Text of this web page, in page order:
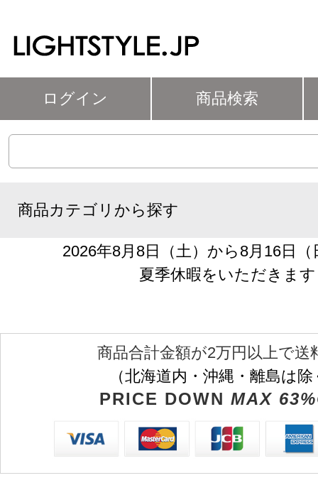
ログイン 商品検索
商品カテゴリから探す
2026年8月8日（土）から8月16日
夏季休暇をいただきます
商品合計金額が2万円以上で送
（北海道内・沖縄・離島は
PRICE DOWN MAX